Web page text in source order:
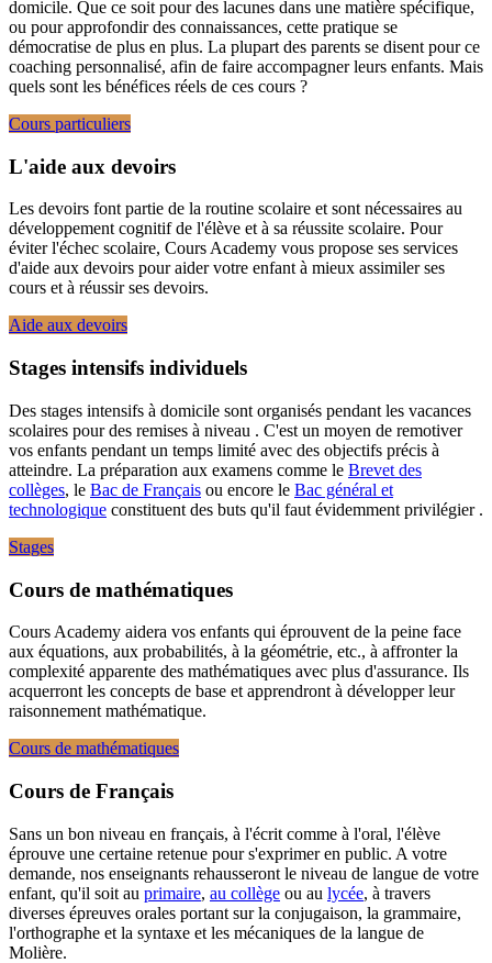
domicile. Que ce soit pour des lacunes dans une matière spécifique,
ou pour approfondir des connaissances, cette pratique se
démocratise de plus en plus. La plupart des parents se disent pour ce
coaching personnalisé, afin de faire accompagner leurs enfants. Mais
quels sont les bénéfices réels de ces cours ?
Cours particuliers
L'aide aux devoirs
Les devoirs font partie de la routine scolaire et sont nécessaires au
développement cognitif de l'élève et à sa réussite scolaire. Pour
éviter l'échec scolaire, Cours Academy vous propose ses services
d'aide aux devoirs pour aider votre enfant à mieux assimiler ses
cours et à réussir ses devoirs.
Aide aux devoirs
Stages intensifs individuels
Des stages intensifs à domicile sont organisés pendant les vacances
scolaires pour des remises à niveau . C'est un moyen de remotiver
vos enfants pendant un temps limité avec des objectifs précis à
atteindre. La préparation aux examens comme le Brevet des
collèges, le Bac de Français ou encore le Bac général et
technologique constituent des buts qu'il faut évidemment privilégier .
Stages
Cours de mathématiques
Cours Academy aidera vos enfants qui éprouvent de la peine face
aux équations, aux probabilités, à la géométrie, etc., à affronter la
complexité apparente des mathématiques avec plus d'assurance. Ils
acquerront les concepts de base et apprendront à développer leur
raisonnement mathématique.
Cours de mathématiques
Cours de Français
Sans un bon niveau en français, à l'écrit comme à l'oral, l'élève
éprouve une certaine retenue pour s'exprimer en public. A votre
demande, nos enseignants rehausseront le niveau de langue de votre
enfant, qu'il soit au primaire, au collège ou au lycée, à travers
diverses épreuves orales portant sur la conjugaison, la grammaire,
l'orthographe et la syntaxe et les mécaniques de la langue de
Molière.